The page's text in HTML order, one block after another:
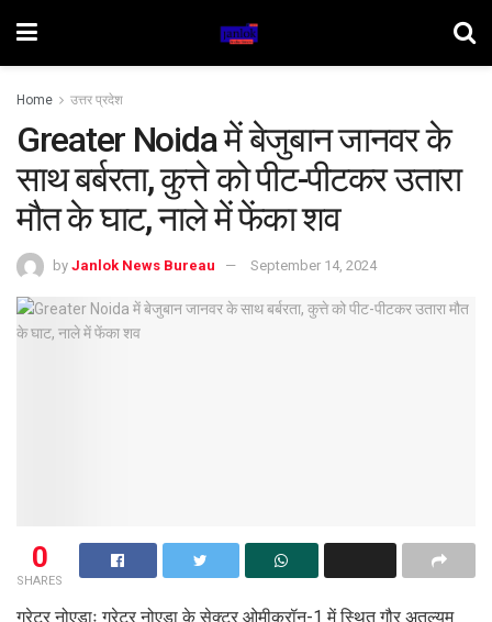
Home उत्तर प्रदेश
Greater Noida में बेजुबान जानवर के
साथ बर्बरता, कुत्ते को पीट-पीटकर उतारा
मौत के घाट, नाले में फेंका शव
by Janlok News Bureau September 14, 2024
0
SHARES
ग्रेटर नोएडाः ग्रेटर नोएडा के सेक्टर ओमीक्रॉन-1 में स्थित गौर अतुल्यम